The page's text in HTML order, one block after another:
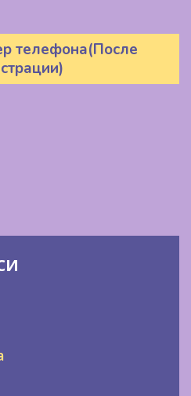
телефона(После